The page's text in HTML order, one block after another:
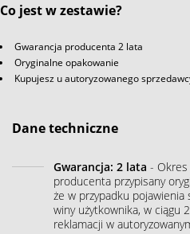
Co jest w zestawie?
Gwarancja producenta 2 lata
Oryginalne opakowanie
Kupujesz u autoryzowanego
Dane techniczne
Gwarancja: 2 lata - Okres
producenta przypisany
że w przypadku
winy użytkownika, w ciągu
reklamacji w